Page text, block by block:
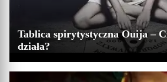
Tablica spirytystyczna Ouija –
działa?